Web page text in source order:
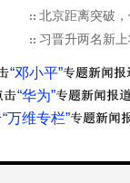
北京距离突破
习晋升两名新
“邓小平”
“华为”
“万维专栏”